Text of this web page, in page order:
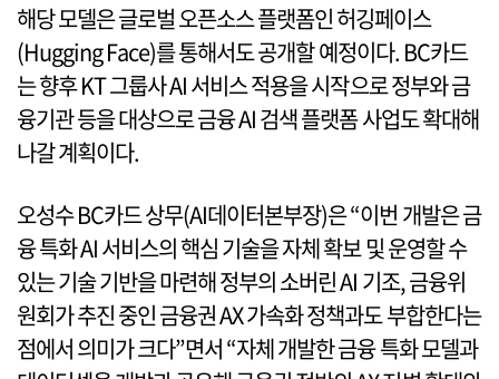
해당 모델은 글로벌 오픈소스 플랫폼인 허깅페이스
(Hugging Face)를 통해서도 공개할 예정이다. BC카드
는 향후 KT 그룹사 AI 서비스 적용을 시작으로 정부와 금
융기관 등을 대상으로 금융 AI 검색 플랫폼 사업도 확대해
나갈 계획이다.
오성수 BC카드 상무(AI데이터본부장)은 “이번 개발은 금
융 특화 AI 서비스의 핵심 기술을 자체 확보 및 운영할 수
있는 기술 기반을 마련해 정부의 소버린 AI 기조, 금융위
원회가 추진 중인 금융권 AX 가속화 정책과도 부합한다는
점에서 의미가 크다”면서 “자체 개발한 금융 특화 모델과